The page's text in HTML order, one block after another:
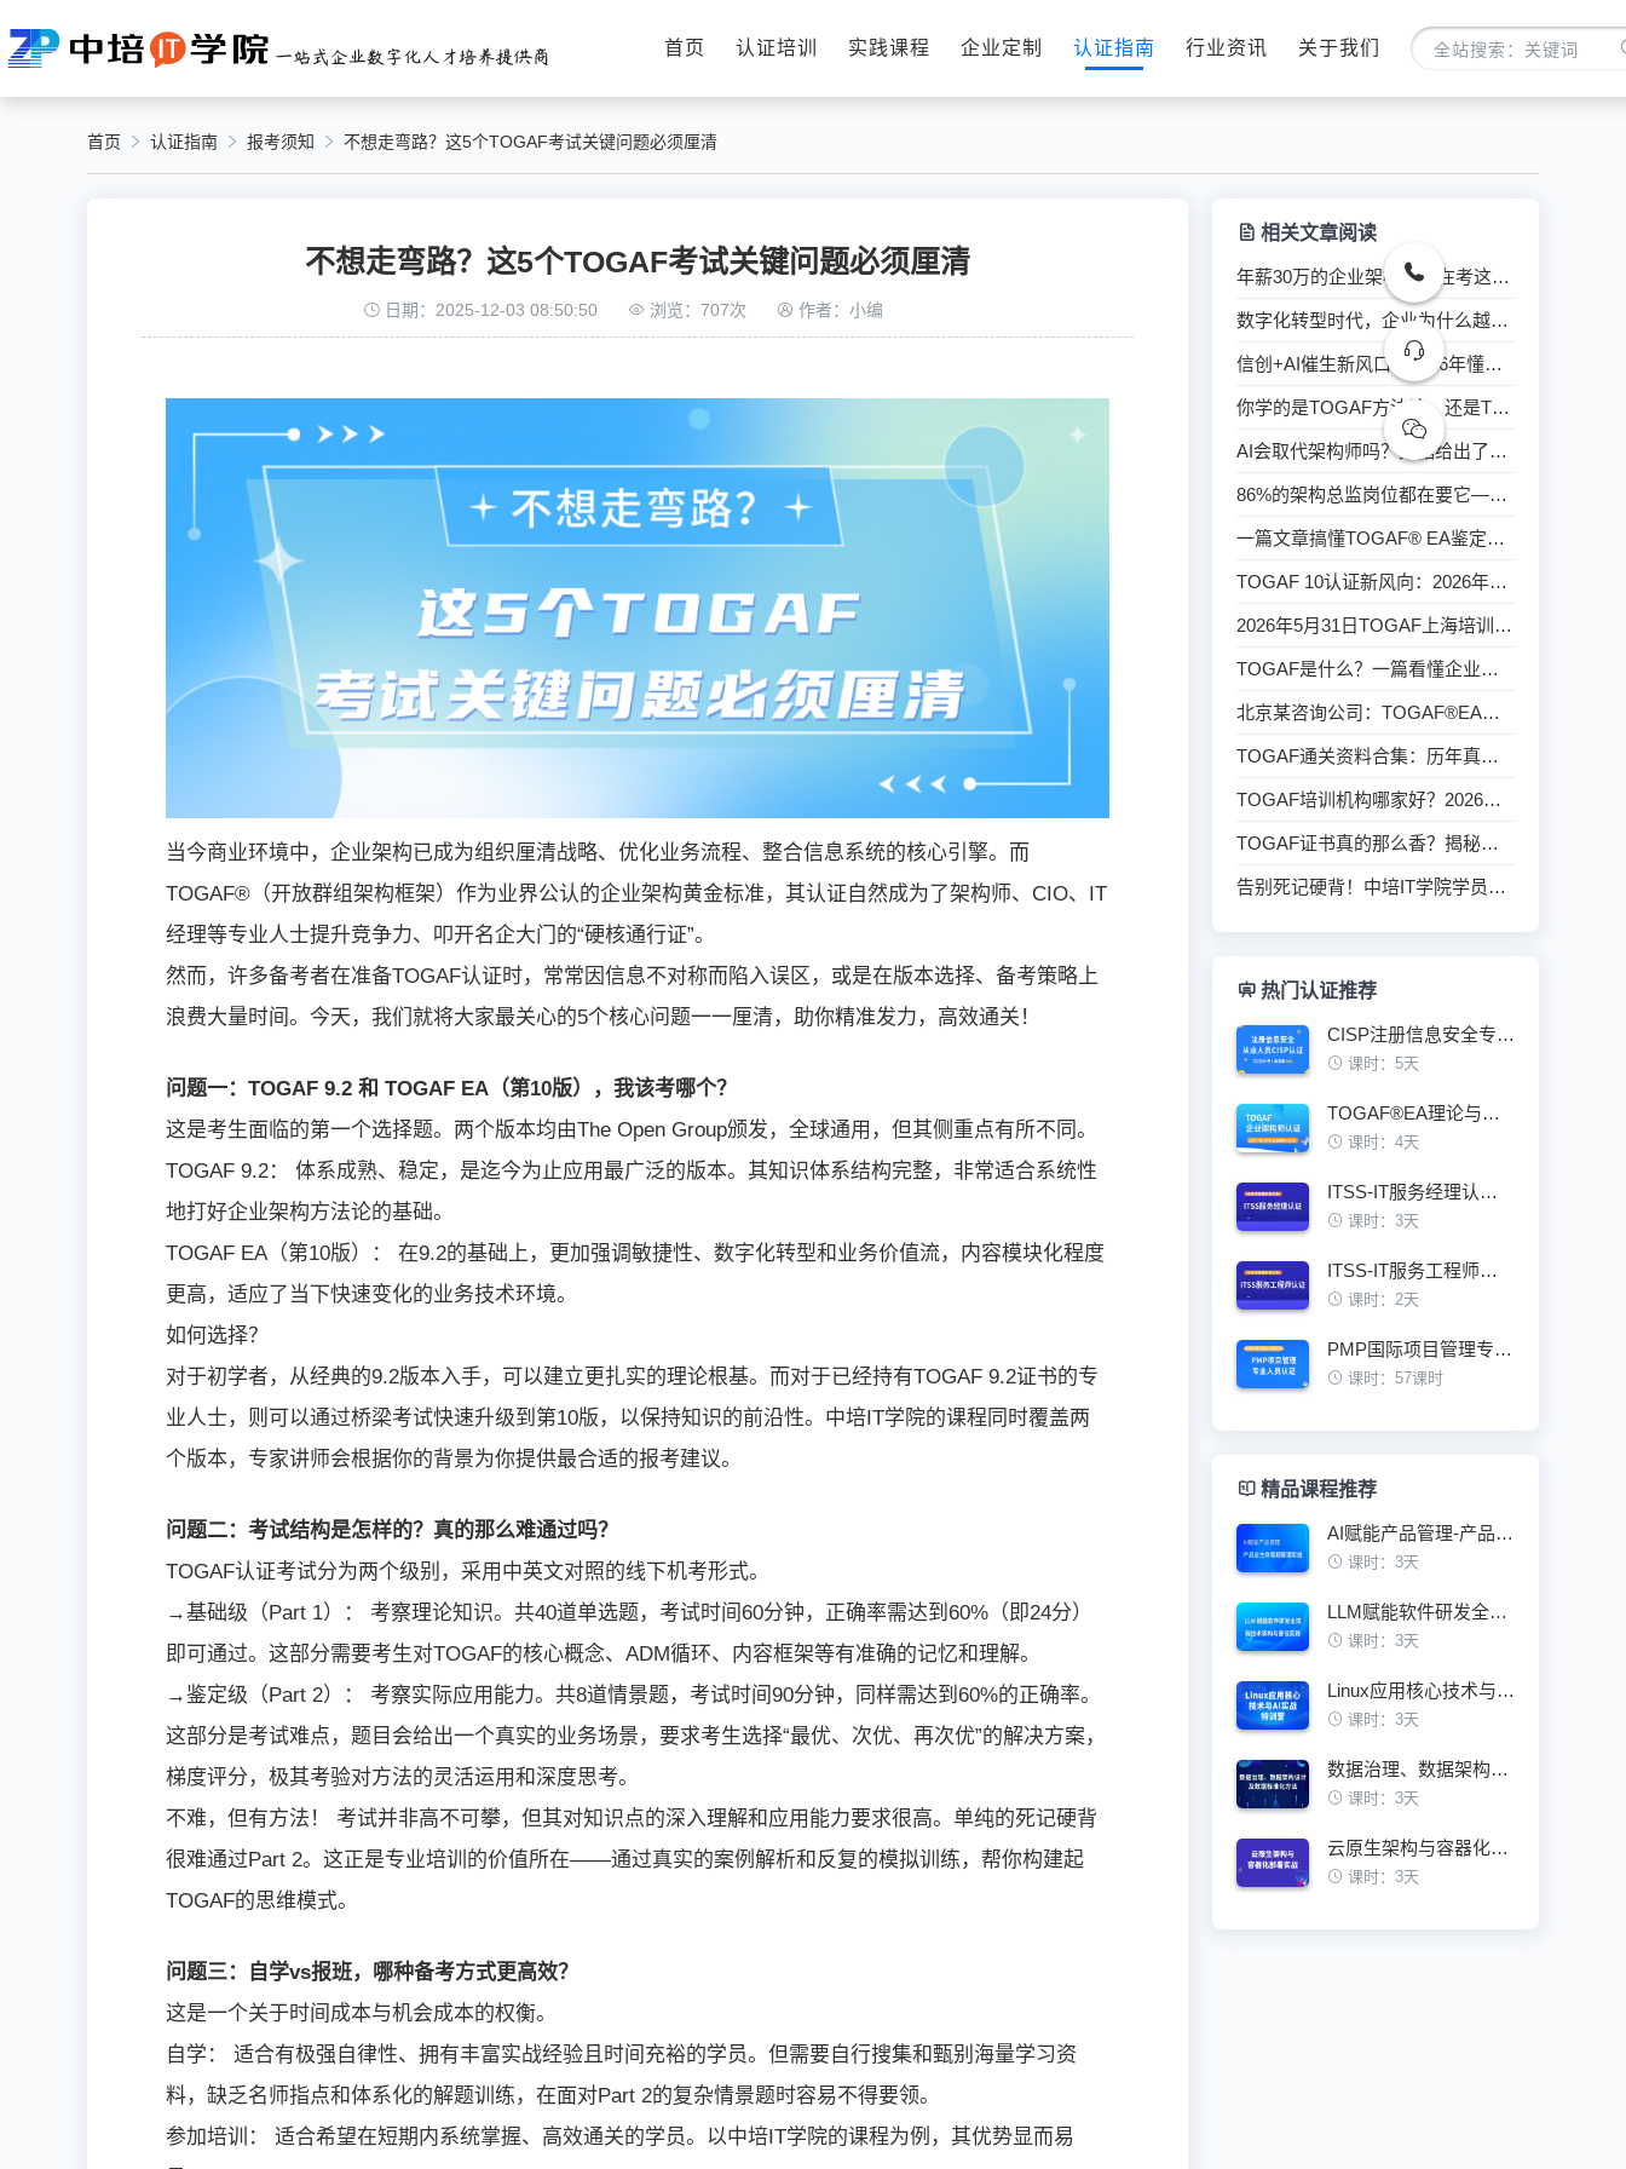
首页 认证培训 实践课程 企业定制 认证指南 行业资讯 关于我们
首页 认证指南 报考须知 不想走弯路？这5个TOGAF考试关键问题必须厘清
不想走弯路？这5个TOGAF考试关键问题必须厘清
日期：2025-12-03 08:50:50 浏览：707次 作者：小编
当今商业环境中，企业架构已成为组织厘清战略、优化业务流程、整合信息系统的核心引擎。而
TOGAF®（开放群组架构框架）作为业界公认的企业架构黄金标准，其认证自然成为了架构师、CIO、IT
经理等专业人士提升竞争力、叩开名企大门的“硬核通行证”。
然而，许多备考者在准备TOGAF认证时，常常因信息不对称而陷入误区，或是在版本选择、备考策略上
浪费大量时间。今天，我们就将大家最关心的5个核心问题一一厘清，助你精准发力，高效通关！
问题一：TOGAF 9.2 和 TOGAF EA（第10版），我该考哪个？
这是考生面临的第一个选择题。两个版本均由The Open Group颁发，全球通用，但其侧重点有所不同。
TOGAF 9.2： 体系成熟、稳定，是迄今为止应用最广泛的版本。其知识体系结构完整，非常适合系统性
地打好企业架构方法论的基础。
TOGAF EA（第10版）： 在9.2的基础上，更加强调敏捷性、数字化转型和业务价值流，内容模块化程度
更高，适应了当下快速变化的业务技术环境。
如何选择？
对于初学者，从经典的9.2版本入手，可以建立更扎实的理论根基。而对于已经持有TOGAF 9.2证书的专
业人士，则可以通过桥梁考试快速升级到第10版，以保持知识的前沿性。中培IT学院的课程同时覆盖两
个版本，专家讲师会根据你的背景为你提供最合适的报考建议。
问题二：考试结构是怎样的？真的那么难通过吗？
TOGAF认证考试分为两个级别，采用中英文对照的线下机考形式。
→基础级（Part 1）： 考察理论知识。共40道单选题，考试时间60分钟，正确率需达到60%（即24分）
即可通过。这部分需要考生对TOGAF的核心概念、ADM循环、内容框架等有准确的记忆和理解。
→鉴定级（Part 2）： 考察实际应用能力。共8道情景题，考试时间90分钟，同样需达到60%的正确率。
这部分是考试难点，题目会给出一个真实的业务场景，要求考生选择“最优、次优、再次优”的解决方案，
梯度评分，极其考验对方法的灵活运用和深度思考。
不难，但有方法！ 考试并非高不可攀，但其对知识点的深入理解和应用能力要求很高。单纯的死记硬背
很难通过Part 2。这正是专业培训的价值所在——通过真实的案例解析和反复的模拟训练，帮你构建起
TOGAF的思维模式。
问题三：自学vs报班，哪种备考方式更高效？
这是一个关于时间成本与机会成本的权衡。
自学： 适合有极强自律性、拥有丰富实战经验且时间充裕的学员。但需要自行搜集和甄别海量学习资
料，缺乏名师指点和体系化的解题训练，在面对Part 2的复杂情景题时容易不得要领。
参加培训： 适合希望在短期内系统掌握、高效通关的学员。以中培IT学院的课程为例，其优势显而易
相关文章阅读
年薪30万的企业架构师都在考这本证——TOGAF® EA鉴定级认证，你了解吗？
数字化转型时代，企业为什么越来越需要"懂架构"的人？
信创+AI催生新风口：2026年懂架构的人正在被抢着要
你学的是TOGAF方法论，还是TOGAF“填空题”？
AI会取代架构师吗？数据给出了相反的答案
86%的架构总监岗位都在要它——TOGAF到底是什么来头？
一篇文章搞懂TOGAF® EA鉴定级认证：考什么、怎么考、能得到什么
TOGAF 10认证新风向：2026年备考前必懂的5个关键趋势
2026年5月31日TOGAF上海培训班圆满结束
TOGAF是什么？一篇看懂企业架构框架（入门科普）
北京某咨询公司：TOGAF®EA认证-企业架构深度研修培训
TOGAF通关资料合集：历年真题 + 模拟卷 + 学霸笔记全整理
TOGAF培训机构哪家好？2026最新排名与口碑推荐
TOGAF证书真的那么香？揭秘架构师圈内流行的背后真相
告别死记硬背！中培IT学院学员复盘TOGAF情景题，效率翻倍
热门认证推荐
CISP注册信息安全专业人员认证培训班
课时：5天
TOGAF®EA理论与实践鉴定级认证培训班
课时：4天
ITSS-IT服务经理认证培训班
课时：3天
ITSS-IT服务工程师认证培训班
课时：2天
PMP国际项目管理专业人员资格认证培训班
课时：57课时
精品课程推荐
AI赋能产品管理-产品全生命周期管理实战
课时：3天
LLM赋能软件研发全流程技术架构与最佳实践
课时：3天
Linux应用核心技术与AI实战特训营
课时：3天
数据治理、数据架构设计及数据标准化方法
课时：3天
云原生架构与容器化部署实战训练营
课时：3天